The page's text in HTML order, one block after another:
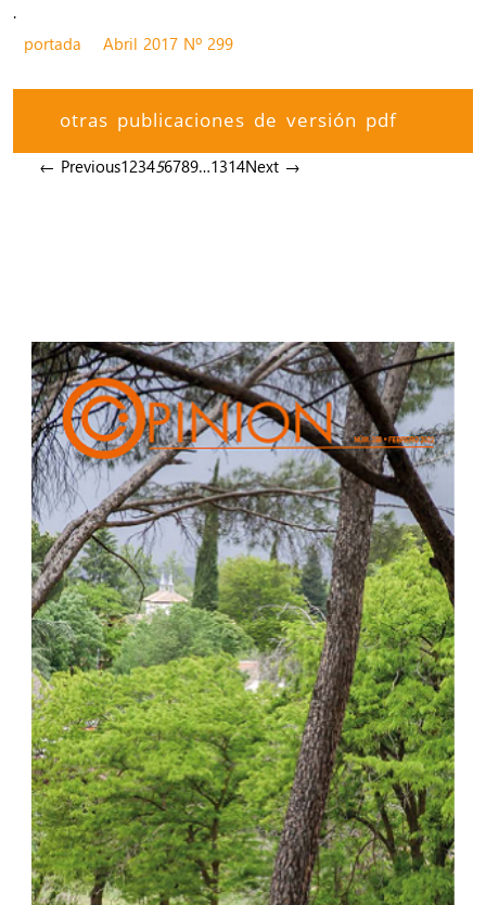
.
portada
Abril 2017 Nº 299
otras publicaciones de versión pdf
← Previous123456789…1314Next →